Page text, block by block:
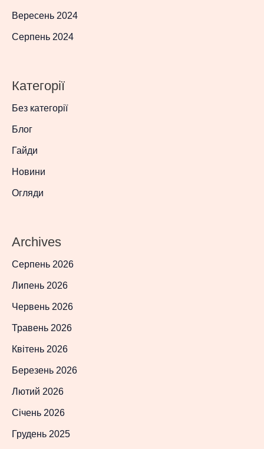
Вересень 2024
Серпень 2024
Категорії
Без категорії
Блог
Гайди
Новини
Огляди
Archives
Серпень 2026
Липень 2026
Червень 2026
Травень 2026
Квітень 2026
Березень 2026
Лютий 2026
Січень 2026
Грудень 2025